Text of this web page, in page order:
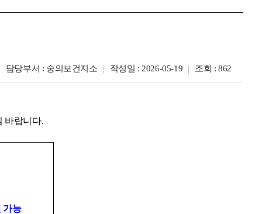
담당부서 : 숭의보건지소 작성일 : 2026-05-19 조회 : 862
바랍니다.
가능